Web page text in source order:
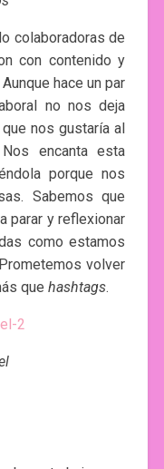
colaboradoras de
con contenido y
hace un par
no nos deja
nos gustaría al
encanta esta
porque nos
Sabemos que
parar y reflexionar
como estamos
volver
que hashtags.